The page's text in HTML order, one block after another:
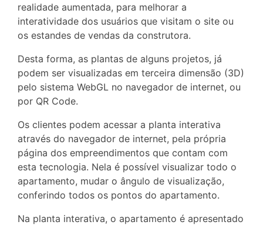
realidade aumentada, para melhorar a
interatividade dos usuários que visitam o site ou
os estandes de vendas da construtora.
Desta forma, as plantas de alguns projetos, já
podem ser visualizadas em terceira dimensão (3D)
pelo sistema WebGL no navegador de internet, ou
por QR Code.
Os clientes podem acessar a planta interativa
através do navegador de internet, pela própria
página dos empreendimentos que contam com
esta tecnologia. Nela é possível visualizar todo o
apartamento, mudar o ângulo de visualização,
conferindo todos os pontos do apartamento.
Na planta interativa, o apartamento é apresentado